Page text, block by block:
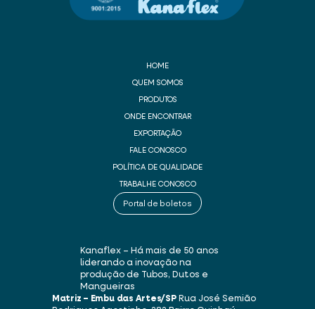
HOME
QUEM SOMOS
PRODUTOS
ONDE ENCONTRAR
EXPORTAÇÃO
FALE CONOSCO
POLÍTICA DE QUALIDADE
TRABALHE CONOSCO
Portal de boletos
Kanaflex – Há mais de 50 anos
liderando a inovação na
produção de Tubos, Dutos e
Mangueiras
Matriz – Embu das Artes/SPRua José Semião